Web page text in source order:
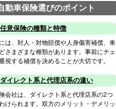
動車保険選びのポイント
任意保険の種類と特徴
は、対人・対物賠償や人身傷害補償、車
さまざまな種類があります。事前にチェ
視する補償を決めることが大切です。
ダイレクト系と代理店系の違い
会社は、ダイレクト系と代理店系の2つ
けられます。双方のメリット・デメリッ